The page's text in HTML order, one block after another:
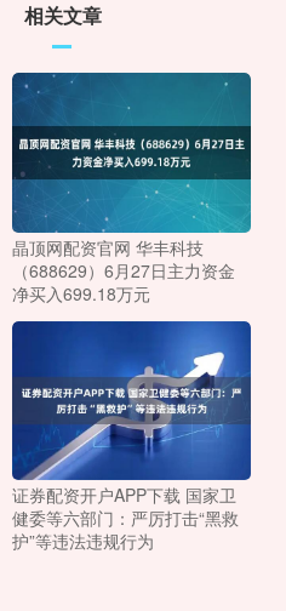
相关文章
晶顶网配资官网 华丰科技
（688629）6月27日主力资金
净买入699.18万元
证券配资开户APP下载 国家卫
健委等六部门：严厉打击“黑救
护”等违法违规行为